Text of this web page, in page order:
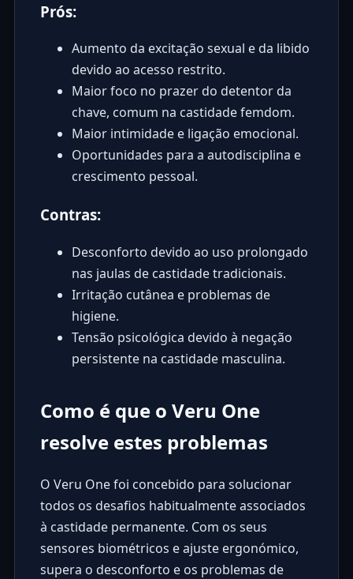
Prós:
Aumento da excitação sexual e da libido
devido ao acesso restrito.
Maior foco no prazer do detentor da
chave, comum na castidade femdom.
Maior intimidade e ligação emocional.
Oportunidades para a autodisciplina e
crescimento pessoal.
Contras:
Desconforto devido ao uso prolongado
nas jaulas de castidade tradicionais.
Irritação cutânea e problemas de
higiene.
Tensão psicológica devido à negação
persistente na castidade masculina.
Como é que o Veru One
resolve estes problemas
O Veru One foi concebido para solucionar
todos os desafios habitualmente associados
à castidade permanente. Com os seus
sensores biométricos e ajuste ergonómico,
supera o desconforto e os problemas de